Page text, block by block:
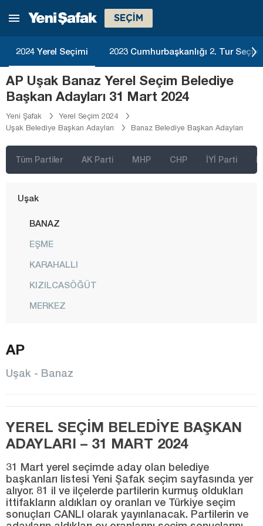
SEÇİM
2024 Yerel Seçimi 2023 Cumhurbaşkanlığı 2. Tur
AP Uşak Banaz Yerel Seçim Belediye
Başkan Adayları 31 Mart 2024
Yeni Şafak
Yerel Seçim 2024
Uşak Belediye Başkan Adayları
Banaz Belediye Başkan Adayları
Tüm Partiler AK Parti MHP CHP İYİ Parti
Sivas
Şırnak
Tekirdağ
Tokat
Tunceli
Uşak
BANAZ
EŞME
KARAHALLI
KIZILCASÖĞÜT
MERKEZ
SİVASLI
ULUBEY
YELEĞEN
Van
Yalova
Yozgat
Zonguldak
AP
Uşak - Banaz
YEREL SEÇİM BELEDİYE BAŞKAN
ADAYLARI – 31 MART 2024
31 Mart yerel seçimde aday olan belediye
başkanları listesi Yeni Şafak seçim sayfasında yer
alıyor. 81 il ve ilçelerde partilerin kurmuş oldukları
ittifakların aldıkları oy oranları ve Türkiye seçim
sonuçları CANLI olarak yayınlanacak. Partilerin ve